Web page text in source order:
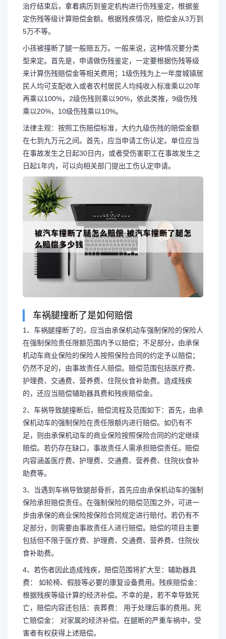
治疗结束后，拿着病历到鉴定机构进行伤残鉴定，根据鉴
定伤残等级计算赔偿金额。根据残疾情况，赔偿金从3万到
5万不等。
小孩被撞断了腿一般赔五万。一般来说，这种情况要分类
型来定。首先是，申请做伤残鉴定，一定要根据伤残等级
来计算伤残赔偿金等相关费用；1级伤残为上一年度城镇居
民人均可支配收入或者农村居民人均纯收入标准乘以20年
再乘以100%，2级伤残则乘以90%，依此类推，9级伤残
乘以20%，10级伤残乘以10%。
法律主观：按照工伤赔偿标准，大约九级伤残的赔偿金额
在七到九万元之间。首先，应当申请工伤认定。单位应当
在事故发生之日起30日内，或者受伤害职工在事故发生之
日起1年内，可以向相关部门提出工伤认定申请。
车祸腿撞断了是如何赔偿
1、车祸腿撞断了的，应当由承保机动车强制保险的保险人
在强制保险责任限额范围内予以赔偿；不足部分，由承保
机动车商业保险的保险人按照保险合同的约定予以赔偿；
仍然不足的，由事故责任人赔偿。赔偿范围包括医疗费、
护理费、交通费、营养费、住院伙食补助费。造成残疾
的，还应当赔偿辅助器具费和残疾赔偿金。
2、车祸导致腿撞断后，赔偿流程及范围如下：首先，由承
保机动车的强制保险在责任限额内进行赔偿。如仍有不
足，则由承保机动车的商业保险按照保险合同的约定继续
赔偿。若仍存在缺口，事故责任人需承担赔偿责任。赔偿
内容涵盖医疗费、护理费、交通费、营养费、住院伙食补
助费等。
3、当遇到车祸导致腿部骨折，首先应由承保机动车的强制
保险承担赔偿责任。在强制保险的赔偿范围之外，可进一
步由承保的商业保险按保险合同规定进行赔付。若仍有不
足部分，则需要由事故责任人进行赔偿。赔偿的项目主要
包括但不限于医疗费、护理费、交通费、营养费、住院伙
食补助费。
4、若伤者因此造成残疾，赔偿范围将扩大至：辅助器具
费： 如轮椅、假肢等必要的康复设备费用。残疾赔偿金：
根据残疾等级计算的经济补偿。不幸的是，若不幸导致死
亡，赔偿内容还包括：丧葬费： 用于处理后事的费用。死
亡赔偿金： 对家属的经济补偿。在腿断的严重车祸中，受
害者有权获得上述赔偿。
长按图片识别二维